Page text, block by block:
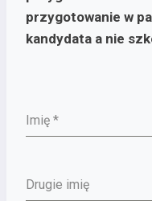
przygotowanie w
kandydata a nie
Imię *
Drugie imię